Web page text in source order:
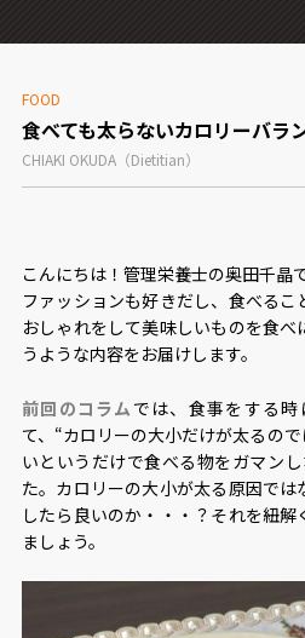
FOOD
食べても太らないカロリーバラ
CHIAKI OKUDA（Dietitian）
こんにちは！管理栄養士の奥田千晶で
ファッションも好きだし、食べるこ
おしゃれをして美味しいものを食
うような内容をお届けします。
前回のコラム では、食事をする
て、“カロリーの大小だけが太るの
いというだけで食べる物をガマン
た。カロリーの大小が太る原因で
したら良いのか・・・？それを紐
ましょう。